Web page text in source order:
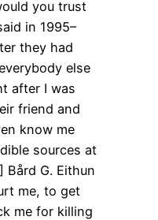
you trust
in 1995–
they had
else
after I was
friend and
know me
sources at
Bård G. Eithun
me, to get
me for killing